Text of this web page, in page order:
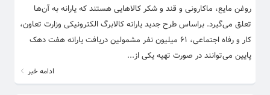
روغن مایع، ماکارونی و قند و شکر کالاهایی هستند که یارانه به آن‌ها
تعلق می‌گیرد. براساس طرح جدید یارانه کالابرگ الکترونیکی وزارت تعاون،
کار و رفاه اجتماعی، ۶۱ میلیون نفر مشمولین دریافت یارانه هفت دهک
پایین می‌توانند در صورت تهیه یکی از...
ادامه خبر